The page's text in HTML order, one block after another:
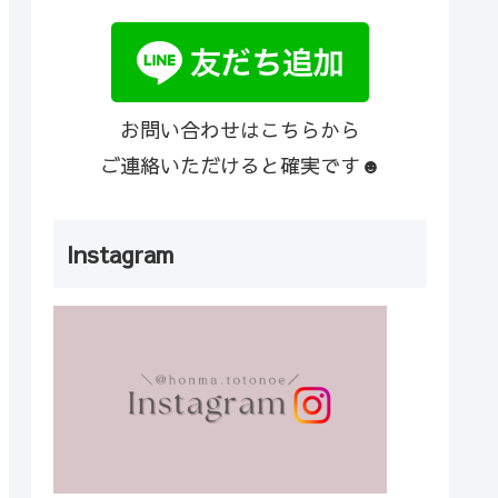
お問い合わせはこちらから
ご連絡いただけると確実です☻
Instagram